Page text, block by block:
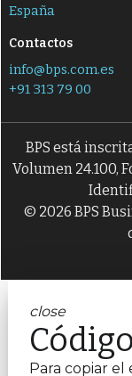
España
Contactos
info@bps.com.es
+91 313 79 00
BPS está
Volumen 24.100,
© 2026 BPS
close
Para copiar el